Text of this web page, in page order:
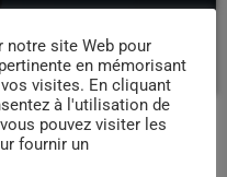
site Web pour
en mémorisant
visites. En cliquant
à l'utilisation de
pouvez visiter les
fournir un